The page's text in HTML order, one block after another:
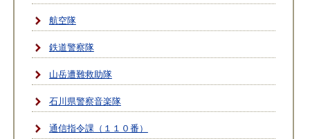
航空隊
鉄道警察隊
山岳遭難救助隊
石川県警察音楽隊
通信指令課（１１０番）